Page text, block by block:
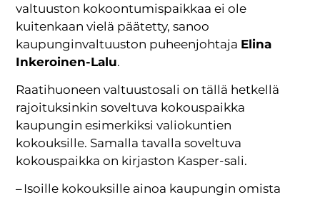
valtuuston kokoontumispaikkaa ei ole
kuitenkaan vielä päätetty, sanoo
kaupunginvaltuuston puheenjohtaja Elina
Inkeroinen-Lalu.
Raatihuoneen valtuustosali on tällä hetkellä
rajoituksinkin soveltuva kokouspaikka
kaupungin esimerkiksi valiokuntien
kokouksille. Samalla tavalla soveltuva
kokouspaikka on kirjaston Kasper-sali.
– Isoille kokouksille ainoa kaupungin omista